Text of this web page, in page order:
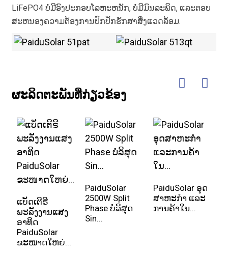
LiFePO4 ບໍ່ມີອົງປະກອບໂລຫະຫນັກ, ບໍ່ມີມົນລະພິດ, ແລະຕອບ
ສະຫນອງຄວາມຕ້ອງການປົກປັກຮັກສາສິ່ງແວດລ້ອມ.
ຜະລິດຕະພັນທີ່ກ່ຽວຂ້ອງ
ແບັດເຕີຣີ
ພະລັງງານແສງ
ອາທິດ
PaiduSolar
ຂະໜາດໃຫຍ່...
PaiduSolar
2500W Split
Phase ບໍລິສຸດ
Sin...
PaiduSolar ອຸດ
ສາຫະກໍາ ແລະ
ການຄ້າໃນ...